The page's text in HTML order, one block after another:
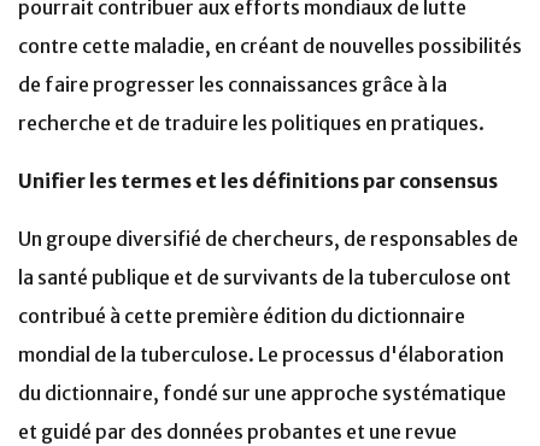
pourrait contribuer aux efforts mondiaux de lutte
contre cette maladie, en créant de nouvelles possibilités
de faire progresser les connaissances grâce à la
recherche et de traduire les politiques en pratiques.
Unifier les termes et les définitions par consensus
Un groupe diversifié de chercheurs, de responsables de
la santé publique et de survivants de la tuberculose ont
contribué à cette première édition du dictionnaire
mondial de la tuberculose. Le processus d'élaboration
du dictionnaire, fondé sur une approche systématique
et guidé par des données probantes et une revue